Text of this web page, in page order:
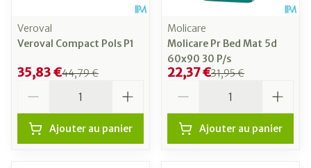
Veroval
Veroval Compact Pols P1
44,79 €
35,83 €
Ajouter au panier
Molicare
Molicare Pr Bed Mat 5d
60x90 30 P/s
31,95 €
22,37 €
Ajouter au panier